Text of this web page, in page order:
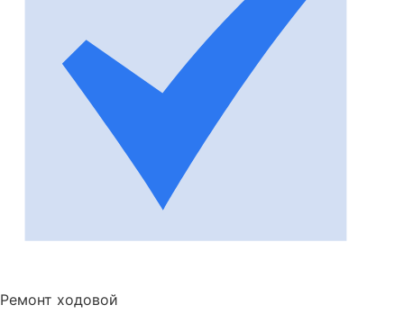
Ремонт ходовой